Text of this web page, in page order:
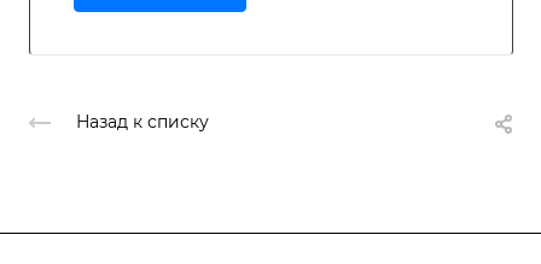
Назад к списку